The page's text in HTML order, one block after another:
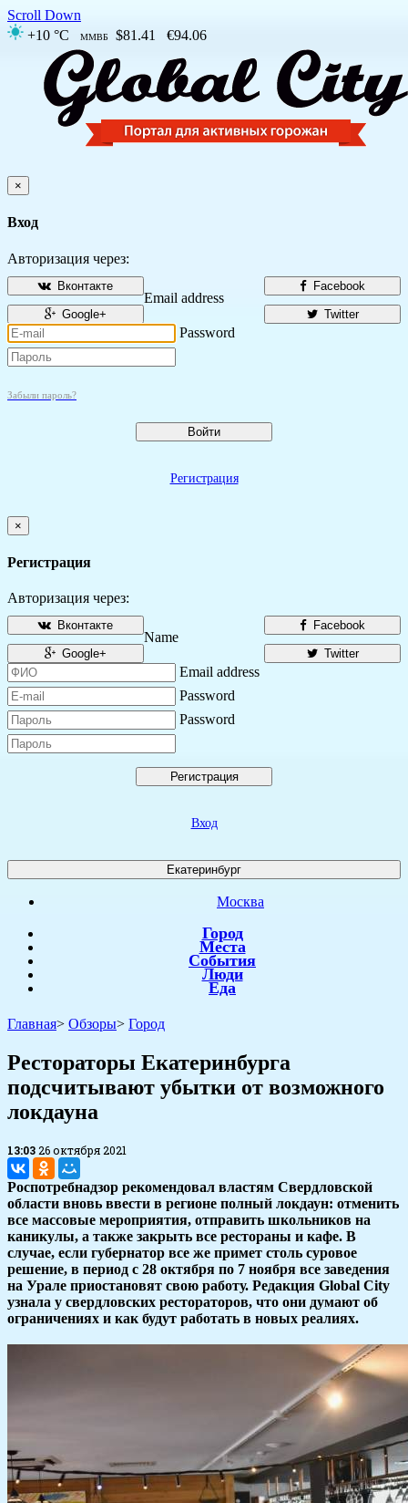
Scroll Down
+10 °C
ММВБ $81.41 €94.06
×
Вход
Авторизация через:
Facebook
Вконтакте
Twitter
Google+
Email address
Password
Забыли пароль?
Войти
Регистрация
×
Регистрация
Авторизация через:
Facebook
Вконтакте
Twitter
Google+
Name
Email address
Password
Password
Регистрация
Вход
Екатеринбург
Москва
Город
Места
События
Люди
Еда
Главная> Обзоры> Город
Рестораторы Екатеринбурга
подсчитывают убытки от возможного
локдауна
13:0326 октября 2021
Роспотребнадзор рекомендовал властям Свердловской
области вновь ввести в регионе полный локдаун: отменить
все массовые мероприятия, отправить школьников на
каникулы, а также закрыть все рестораны и кафе. В
случае, если губернатор все же примет столь суровое
решение, в период с 28 октября по 7 ноября все заведения
на Урале приостановят свою работу. Редакция Global City
узнала у свердловских рестораторов, что они думают об
ограничениях и как будут работать в новых реалиях.